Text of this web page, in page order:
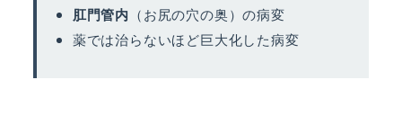
肛門管内 （お尻の穴の奥）の病変
薬では治らないほど巨大化した病変